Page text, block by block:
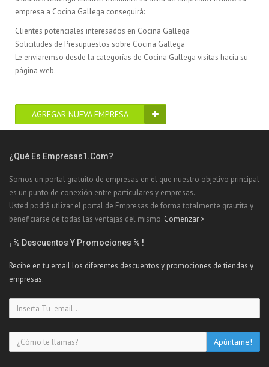
empresa a Cocina Gallega conseguirá:
Clientes potenciales interesados en Cocina Gallega
Solicitudes de Presupuestos sobre Cocina Gallega
Le enviaremso desde la categorías de Cocina Gallega visitas hacia su
página web.
AGREGAR NUEVA EMPRESA
¿Qué Es Empresas1.com?
Somos un portal gratuito de empresas en el que nuestro objetivo principal
es un punto de conexión entre particulares y empresas.
Usted podrá utlizar el portal de Empresas de forma totalmente grautita y
beneficiarse de todas las ventajas del mismo. Comenzar >
¡ % Descuentos Y Promociones % !
Recibe en tu email los diferentes descuentos y promociones de tiendas y
empresas.